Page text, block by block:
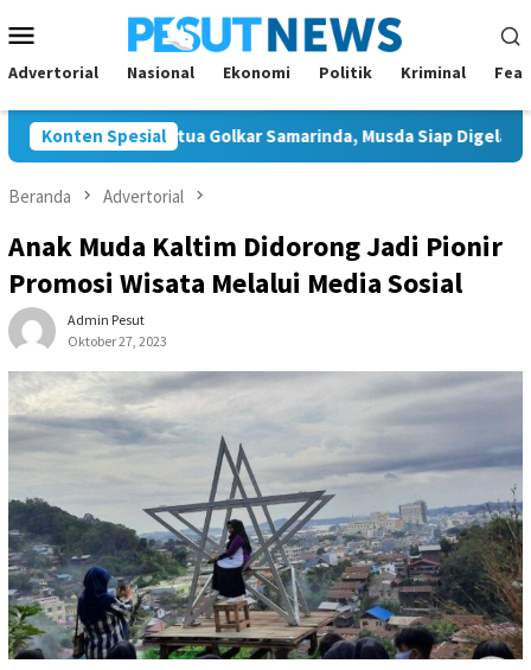
ke
kontenMobile
Advertorial Nasional Ekonomi Politik Kriminal
Konten Spesial
Tunggal Ketua Golkar Samarinda, Musda Siap Digelar 8
Beranda Advertorial
Anak Muda Kaltim Didorong Jadi Pionir
Promosi Wisata Melalui Media Sosial
Admin Pesut
Oktober 27, 2023